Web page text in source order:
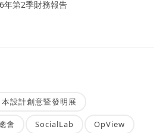
年第2季財務報告
本設計創意暨發明展
會 SocialLab OpView